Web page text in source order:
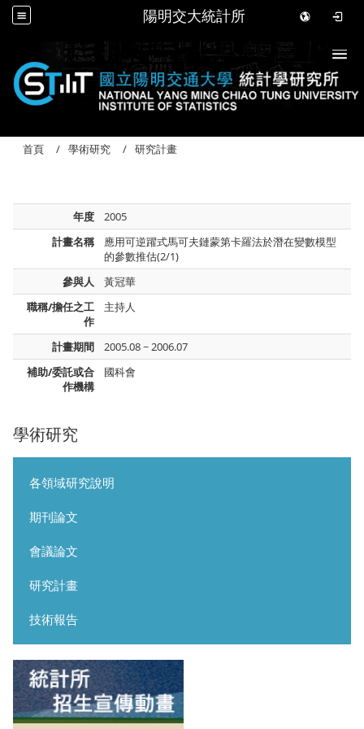
陽明交大統計所
學術研究
各領域研究說明
期刊論文
會議論文
研究計畫
技術報告
首頁 學術研究 研究計畫
年度
2005
計畫名稱
應用可逆躍式馬可夫鏈蒙第卡羅法於潛在變數模型
的參數推估(2/1)
參與人
黃冠華
職稱/擔任之工
作
主持人
計畫期間
2005.08 ~ 2006.07
補助/委託或合
作機構
國科會